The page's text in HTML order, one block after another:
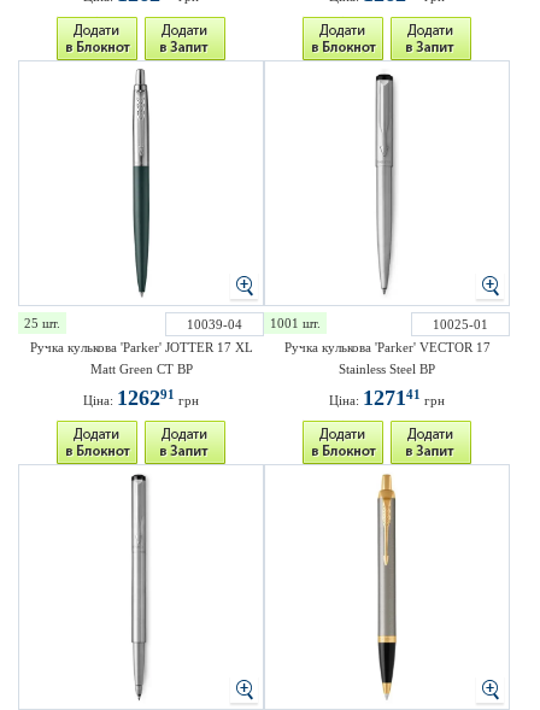
25 шт.
10039-04
Ручка кулькова 'Parker' JOTTER 17 XL
Matt Green CT BP
Ціна: 126291 грн
1001 шт.
10025-01
Ручка кулькова 'Parker' VECTOR 17
Stainless Steel BP
Ціна: 127141 грн